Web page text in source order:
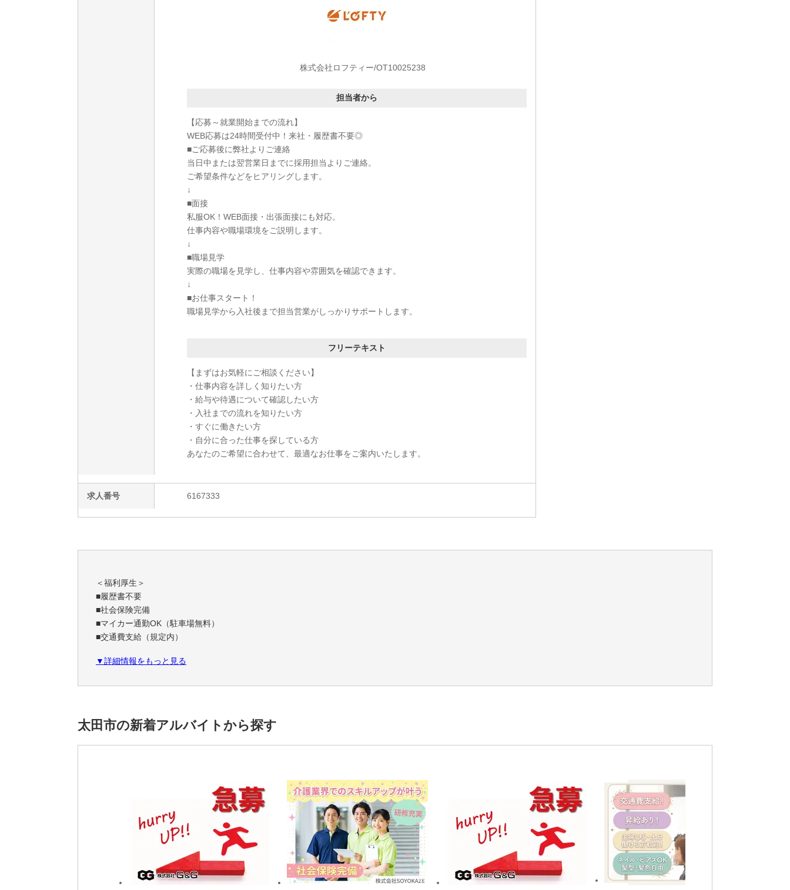
株式会社ロフティー/OT10025238
担当者から
【応募～就業開始までの流れ】
WEB応募は24時間受付中！来社・履歴書不要◎
■ご応募後に弊社よりご連絡
当日中または翌営業日までに採用担当よりご連絡。
ご希望条件などをヒアリングします。
↓
■面接
私服OK！WEB面接・出張面接にも対応。
仕事内容や職場環境をご説明します。
↓
■職場見学
実際の職場を見学し、仕事内容や雰囲気を確認できます。
↓
■お仕事スタート！
職場見学から入社後まで担当営業がしっかりサポートします。
フリーテキスト
【まずはお気軽にご相談ください】
・仕事内容を詳しく知りたい方
・給与や待遇について確認したい方
・入社までの流れを知りたい方
・すぐに働きたい方
・自分に合った仕事を探している方
あなたのご希望に合わせて、最適なお仕事をご案内いたします。
求人番号 6167333
＜福利厚生＞
■履歴書不要
■社会保険完備
■マイカー通勤OK（駐車場無料）
■交通費支給（規定内）
■有給休暇
＜こだわり条件＞
未経験者活躍中,経験者優遇,外国籍活躍中,20代活躍中,30代活躍中,40代活躍中,50代活躍中,男性活躍中,女性活躍中,日勤,空調完備,前払いあり,交通費補助あり,車/バ
イク通勤OK
※雇用元は株式会社ロフティーです。
▼詳細情報をもっと見る
太田市の新着アルバイトから探す